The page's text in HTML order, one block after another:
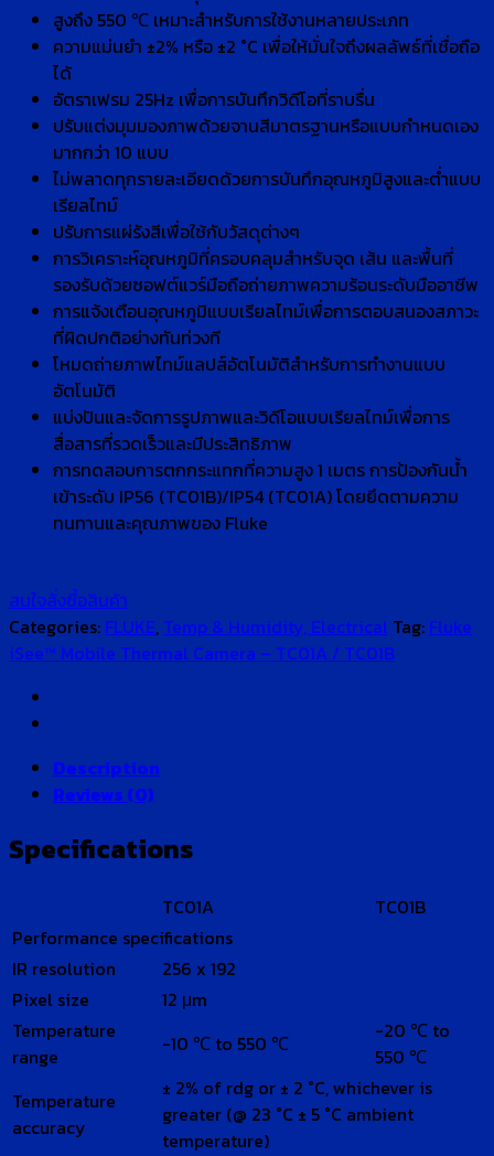
สูงถึง 550 ℃ เหมาะสำหรับการใช้งานหลายประเภท
ความแม่นยำ ±2% หรือ ±2 °C เพื่อให้มั่นใจถึงผลลัพธ์ที่เชื่อถือ
ได้
อัตราเฟรม 25Hz เพื่อการบันทึกวิดีโอที่ราบรื่น
ปรับแต่งมุมมองภาพด้วยจานสีมาตรฐานหรือแบบกำหนดเอง
มากกว่า 10 แบบ
ไม่พลาดทุกรายละเอียดด้วยการบันทึกอุณหภูมิสูงและต่ำแบบ
เรียลไทม์
ปรับการแผ่รังสีเพื่อใช้กับวัสดุต่างๆ
การวิเคราะห์อุณหภูมิที่ครอบคลุมสำหรับจุด เส้น และพื้นที่
รองรับด้วยซอฟต์แวร์มือถือถ่ายภาพความร้อนระดับมืออาชีพ
การแจ้งเตือนอุณหภูมิแบบเรียลไทม์เพื่อการตอบสนองสภาวะ
ที่ผิดปกติอย่างทันท่วงที
โหมดถ่ายภาพไทม์แลปส์อัตโนมัติสำหรับการทำงานแบบ
อัตโนมัติ
แบ่งปันและจัดการรูปภาพและวิดีโอแบบเรียลไทม์เพื่อการ
สื่อสารที่รวดเร็วและมีประสิทธิภาพ
การทดสอบการตกกระแทกที่ความสูง 1 เมตร การป้องกันน้ำ
เข้าระดับ IP56 (TC01B)/IP54 (TC01A) โดยยึดตามความ
ทนทานและคุณภาพของ Fluke
สนใจสั่งซื้อสินค้า
Categories: FLUKE, Temp & Humidity, Electrical Tag: Fluke
iSee™ Mobile Thermal Camera – TC01A / TC01B
Description
Reviews (0)
Specifications
TC01A
TC01B
Performance specifications
IR resolution
256 x 192
Pixel size
12 μm
Temperature
range
-10 ℃ to 550 ℃
-20 ℃ to
550 ℃
Temperature
accuracy
± 2% of rdg or ± 2 °C, whichever is
greater (@ 23 °C ± 5 °C ambient
temperature)